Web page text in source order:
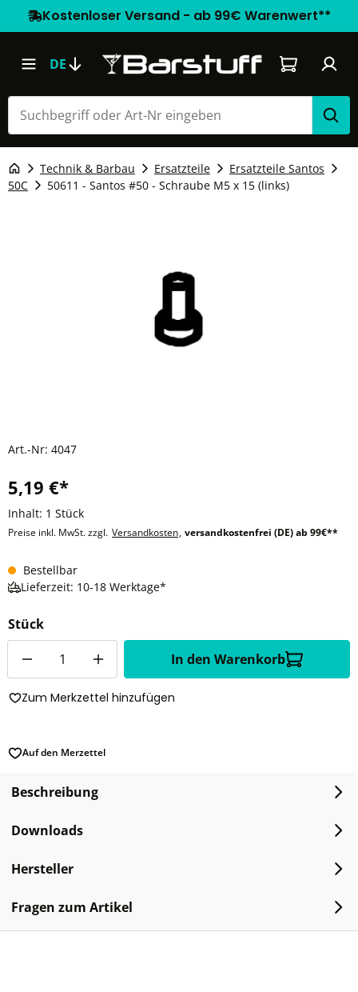
Kostenloser Versand - ab 99€ Warenwert**
DE Warenkorb
Technik & Barbau Ersatzteile
Ersatzteile Santos
50C
50611 - Santos #50 - Schraube M5 x 15 (links)
Art.-Nr: 4047
5,19 €*
Inhalt: 1 Stück
Preise inkl. MwSt. zzgl. Versandkosten, versandkostenfrei (DE) ab 99€**
Bestellbar
Lieferzeit: 10-18 Werktage*
Stück
In den Warenkorb
Zum Merkzettel hinzufügen
Auf den Merzettel
Beschreibung
Downloads
Hersteller
Fragen zum Artikel